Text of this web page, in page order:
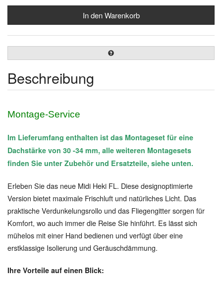
Beschreibung
Montage-Service
Im Lieferumfang enthalten ist das Montageset für eine
Dachstärke von 30 -34 mm, alle weiteren Montagesets
finden Sie unter Zubehör und Ersatzteile, siehe unten.
Erleben Sie das neue Midi Heki FL. Diese designoptimierte
Version bietet maximale Frischluft und natürliches Licht. Das
praktische Verdunkelungsrollo und das Fliegengitter sorgen für
Komfort, wo auch immer die Reise Sie hinführt. Es lässt sich
mühelos mit einer Hand bedienen und verfügt über eine
erstklassige Isolierung und Geräuschdämmung.
Ihre Vorteile auf einen Blick: